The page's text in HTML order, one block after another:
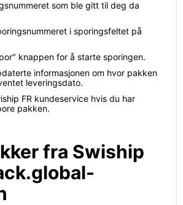
som ble gitt til deg da
i sporingsfeltet på
knappen for å starte sporingen.
informasjonen om hvor pakken
leveringsdato.
FR kundeservice hvis du har
pakken.
fra Swiship